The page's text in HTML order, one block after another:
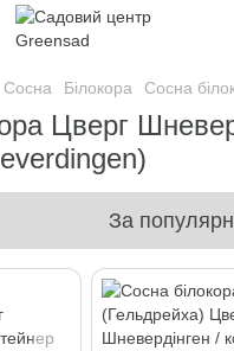
Сосна Білокора Сосна
Цверг
За